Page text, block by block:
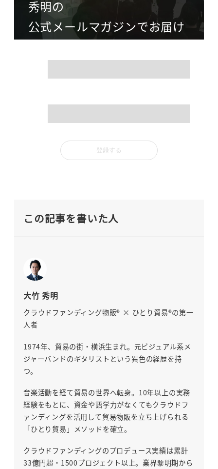
秀明の
公式メールマガジンでお届け
この記事を書いた人
大竹 秀明
クラウドファンディング物販® × ひとり貿易®の第一
人者
1974年、貿易の街・横浜生まれ。元ビジュアル系メ
ジャーバンドのギタリストという異色の経歴を持
つ。
音楽活動を経て貿易の世界へ転身。10年以上の実務
経験をもとに、資金や語学力がなくてもクラウドフ
ァンディングを活用して貿易物販を立ち上げられる
「ひとり貿易」メソッドを確立。
クラウドファンディングのプロデュース実績は累計
33億円超・1500プロジェクト以上。業界黎明期から